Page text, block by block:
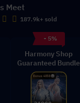
Meet
187.9k+ sold
- 5%
Harmony Shop
Guaranteed Bundle